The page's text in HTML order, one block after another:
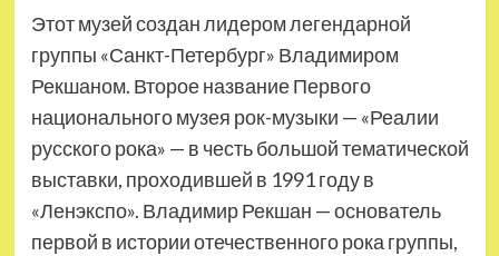
Этот музей создан лидером легендарной
группы «Санкт-Петербург» Владимиром
Рекшаном. Второе название Первого
национального музея рок-музыки — «Реалии
русского рока» — в честь большой тематической
выставки, проходившей в 1991 году в
«Ленэкспо». Владимир Рекшан — основатель
первой в истории отечественного рока группы,